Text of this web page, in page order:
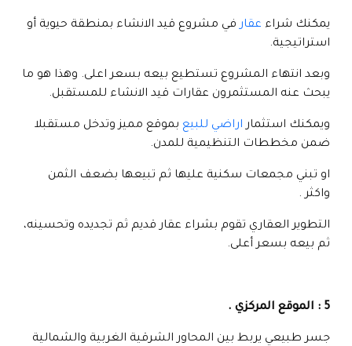
يمكنك شراء عقارفي مشروع قيد الانشاء بمنطقة حيوية أو
استراتيجية.
وبعد انتهاء المشروع تستطيع بيعه بسعر اعلى. وهذا هو ما
يبحث عنه المستثمرون عقارات قيد الانشاء للمستقبل.
ويمكنك استثمار اراضي للبيع بموقع مميز وتدخل مستقبلا
ضمن مخططات التنظيمية للمدن.
او تبني مجمعات سكنية عليها ثم تبيعها بضعف الثمن
واكثر .
التطوير العقاري تقوم بشراء عقار قديم ثم تجديده وتحسينه،
ثم بيعه بسعر أعلى.
5 : الموقع المركزي .
جسر طبيعي يربط بين المحاور الشرقية الغربية والشمالية